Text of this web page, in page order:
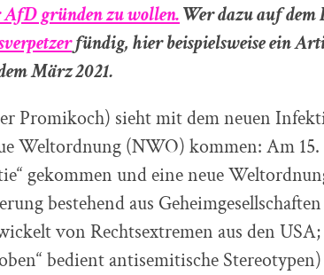
AfD gründen zu wollen.Wer dazu auf dem
fündig, hier beispielsweise ein
März 2021.
Promikoch) sieht mit dem neuen
Weltordnung (NWO) kommen: Am 15.
gekommen und eine neue
bestehend aus
von Rechtsextremen aus den
bedient antisemitische